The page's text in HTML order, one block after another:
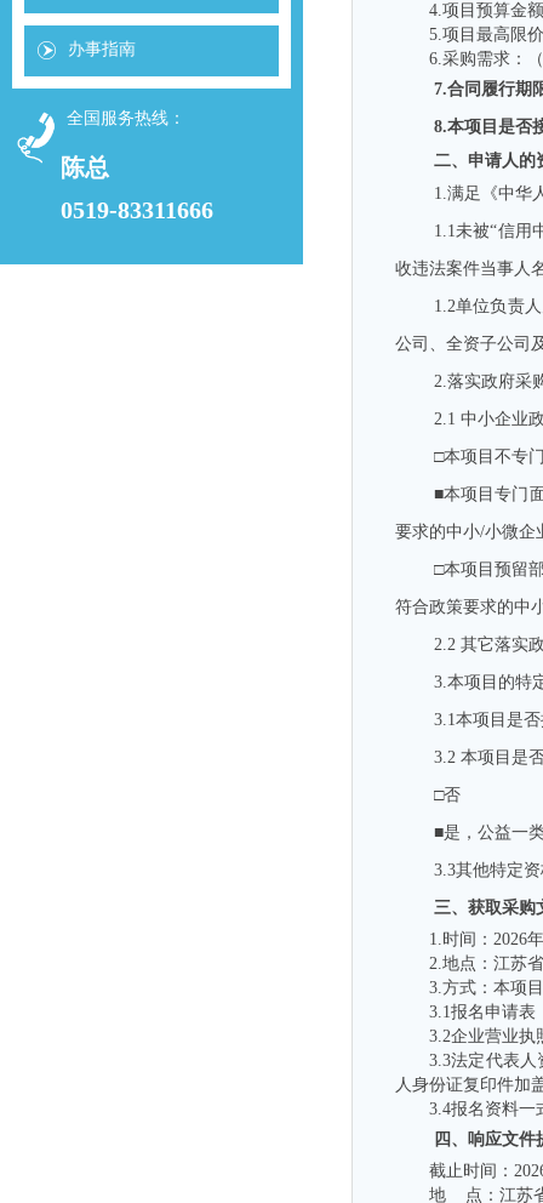
办事指南
全国服务热线：
陈总
0519-83311666
4.项目预算金
5.项目最高限
6.采购需求：
（
7.合同履行期
8.本项目是否
二、申请人的
1.满足《中华
1.1未被“信用
收违法案件当事人
1.2单位负责
公司、全资子公司
2.落实政府采
2.1 中小企业
□本项目不专
■本项目专门
要求的中小/小微企
□本项目预留
符合政策要求的中
2.2 其它落实
3.本项目的特
3.1本项目是
3.2 本项目是
□否
■是，公益一
3.3其他特定
三、获取采购
1.时间：2026年
2.地点：江苏
3.方式：本项目
3.1报名申请表
3.2企业营业执
3.3法定代表人
人身份证复印件加
3.4报名资料一
四、响应文件
截止时间： 202
地
点：江苏